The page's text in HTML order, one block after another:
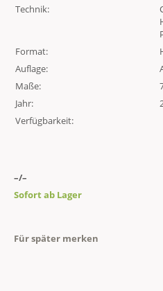
Technik:
Format:
Auflage:
Maße:
Jahr:
Verfügbarkeit:
–/–
Sofort ab Lager
Für später merken